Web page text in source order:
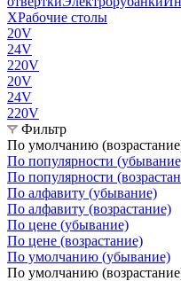
XРабочие столы
20V
24V
220V
20V
24V
220V
Фильтр
По умолчанию
По популярности
По популярности
По алфавиту (убывание)
По алфавиту (возрастание)
По цене (убывание)
По цене (возрастание)
По умолчанию (убывание)
По умолчанию